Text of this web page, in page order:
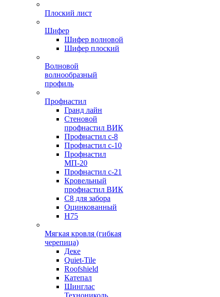
Плоский лист
Шифер
Шифер волновой
Шифер плоский
Волновой
волнообразный
профиль
Профнастил
Гранд лайн
Стеновой
профнастил ВИК
Профнастил с-8
Профнастил с-10
Профнастил
МП-20
Профнастил с-21
Кровельный
профнастил ВИК
С8 для забора
Оцинкованный
Н75
Мягкая кровля (гибкая
черепица)
Деке
Quiet-Tile
Roofshield
Катепал
Шинглас
Технониколь